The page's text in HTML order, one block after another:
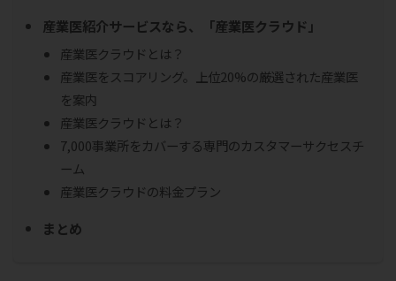
産業医紹介サービスなら、「産業医クラウド」
産業医クラウドとは？
産業医をスコアリング。上位20%の厳選された産業医
を案内
産業医クラウドとは？
7,000事業所をカバーする専門のカスタマーサクセスチ
ーム
産業医クラウドの料金プラン
まとめ